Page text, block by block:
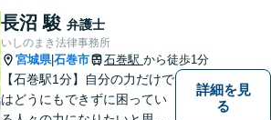
長沼 駿 弁護士
いしのまき法律事務所
宮城県|石巻市 石巻駅 から徒歩1分
【石巻駅1分】自分の力だけで
はどうにもできずに困ってい
詳細を見
る